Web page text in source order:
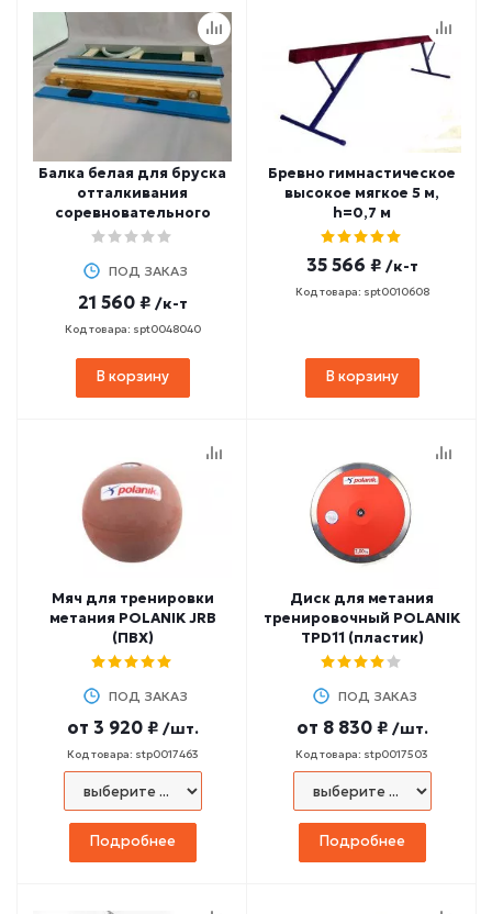
Балка белая для бруска
отталкивания
соревновательного
ПОД ЗАКАЗ
21 560 ₽ /к-т
Код товара: spt0048040
В корзину
Бревно гимнастическое
высокое мягкое 5 м,
h=0,7 м
35 566 ₽ /к-т
Код товара: spt0010608
В корзину
Мяч для тренировки
метания POLANIK JRB
(ПВХ)
ПОД ЗАКАЗ
от 3 920 ₽ /шт.
Код товара: stp0017463
Подробнее
Диск для метания
тренировочный POLANIK
TPD11 (пластик)
ПОД ЗАКАЗ
от 8 830 ₽ /шт.
Код товара: stp0017503
Подробнее